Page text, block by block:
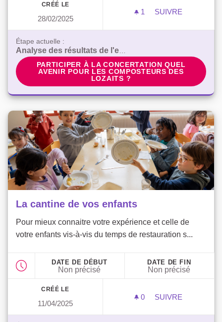
CRÉÉ LE
28/02/2025
1 1 ABONNÉ
SUIVRE
Étape actuelle :
PARTICIPER À LA CONCERTATION QUEL AVENIR
PARTICIPER À LA CONCERTATION QUEL
AVENIR POUR LES COMPOSTEURS DES
LOZAITS ?
La cantine de vos enfants
Pour mieux connaitre votre expérience et celle de
votre enfants vis-à-vis du temps de restauration s...
DATE DE DÉBUT
Non précisé
DATE DE FIN
Non précisé
CRÉÉ LE
11/04/2025
0 0 ABONNÉ
SUIVRE